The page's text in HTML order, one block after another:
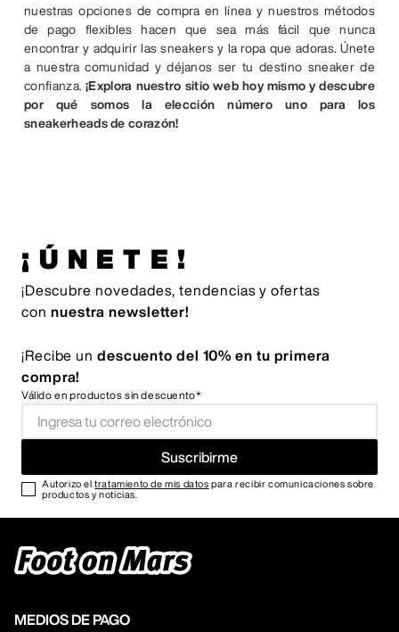
nuestras opciones de compra en línea y nuestros métodos
de pago flexibles hacen que sea más fácil que nunca
encontrar y adquirir las sneakers y la ropa que adoras. Únete
a nuestra comunidad y déjanos ser tu destino sneaker de
confianza.¡Explora nuestro sitio web hoy mismo y descubre
por qué somos la elección número uno para los
sneakerheads de corazón!
¡ÚNETE!
¡Descubre novedades, tendencias y ofertas
con nuestra newsletter!
¡Recibe un descuento del 10% en tu primera
compra!
Válido en productos sin descuento*
Suscribirme
Autorizo eltratamiento de mis datos para recibir comunicaciones sobre
productos y noticias.
MEDIOS DE PAGO